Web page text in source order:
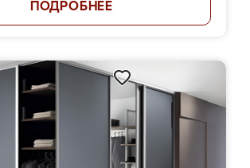
ПОДРОБНЕЕ